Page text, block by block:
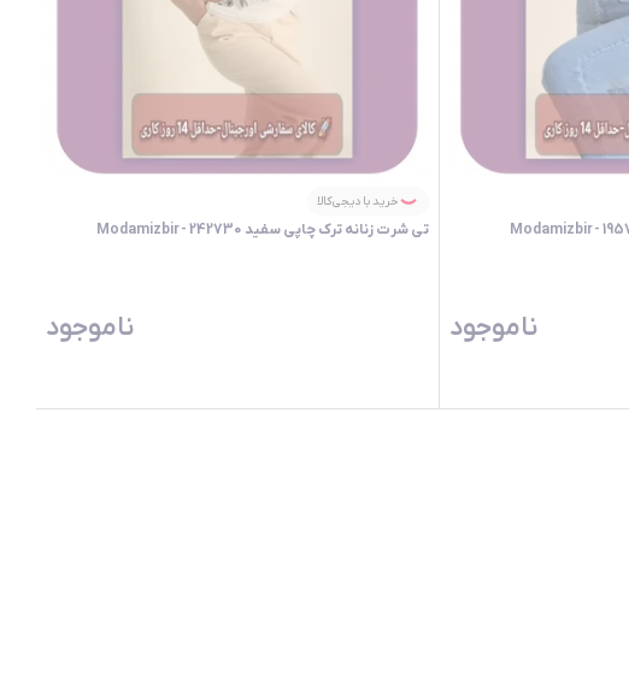
ناموجود
خرید با دیجی‌کالا
تی شرت زنانه ترک چاپی سفید 242730 -Modamizbir
ناموجود